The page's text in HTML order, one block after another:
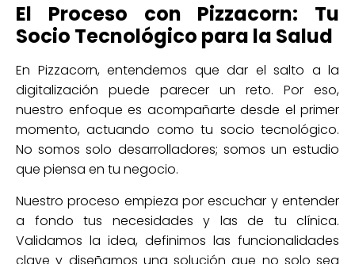
El Proceso con Pizzacorn: Tu
Socio Tecnológico para la Salud
En Pizzacorn, entendemos que dar el salto a la
digitalización puede parecer un reto. Por eso,
nuestro enfoque es acompañarte desde el primer
momento, actuando como tu socio tecnológico.
No somos solo desarrolladores; somos un estudio
que piensa en tu negocio.
Nuestro proceso empieza por escuchar y entender
a fondo tus necesidades y las de tu clínica.
Validamos la idea, definimos las funcionalidades
clave y diseñamos una solución que no solo sea